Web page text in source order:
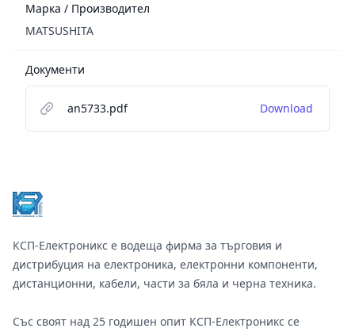
Марка / Производител
MATSUSHITA
Документи
an5733.pdf Download
КСП-Електроникс е водеща фирма за търговия и
дистрибуция на електроника, електронни компоненти,
дистанционни, кабели, части за бяла и черна техника.
Със своят над 25 годишен опит КСП-Електроникс се